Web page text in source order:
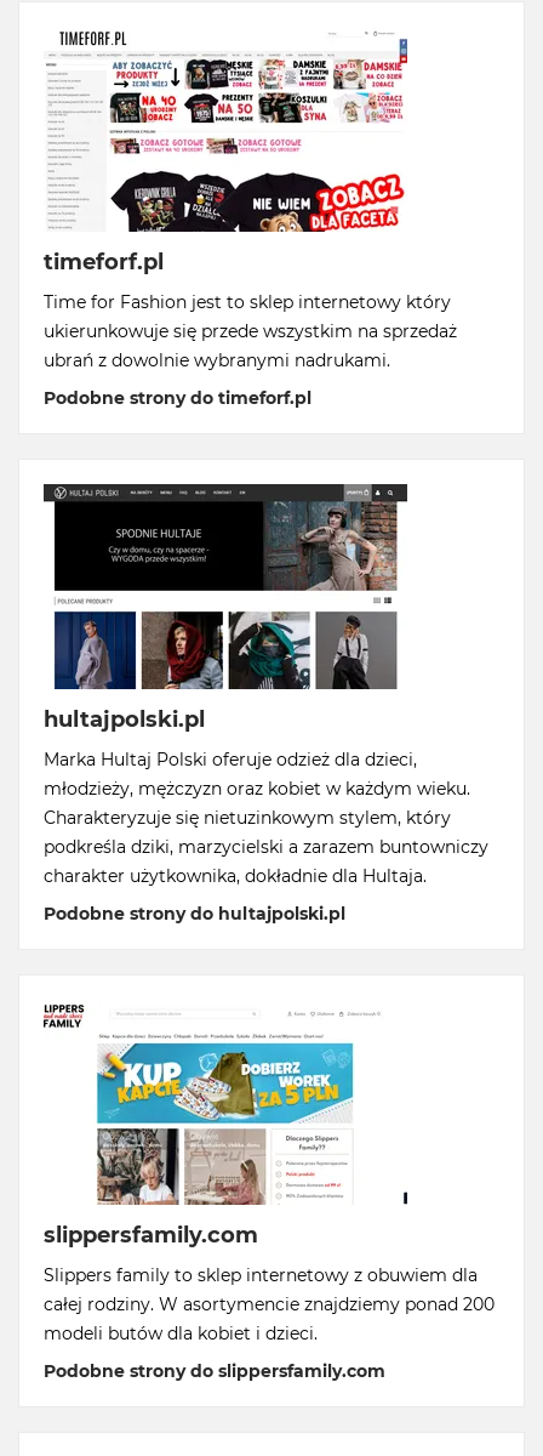
timeforf.pl
Time for Fashion jest to sklep internetowy który
ukierunkowuje się przede wszystkim na sprzedaż
ubrań z dowolnie wybranymi nadrukami.
Podobne strony do timeforf.pl
hultajpolski.pl
Marka Hultaj Polski oferuje odzież dla dzieci,
młodzieży, mężczyzn oraz kobiet w każdym wieku.
Charakteryzuje się nietuzinkowym stylem, który
podkreśla dziki, marzycielski a zarazem buntowniczy
charakter użytkownika, dokładnie dla Hultaja.
Podobne strony do hultajpolski.pl
slippersfamily.com
Slippers family to sklep internetowy z obuwiem dla
całej rodziny. W asortymencie znajdziemy ponad 200
modeli butów dla kobiet i dzieci.
Podobne strony do slippersfamily.com